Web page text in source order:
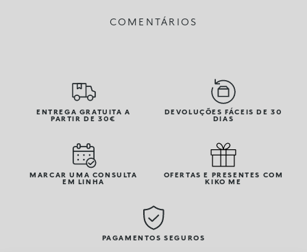
COMENTÁRIOS
ENTREGA GRATUITA A
PARTIR DE 30€
DEVOLUÇÕES FÁCEIS DE 30
DIAS
MARCAR UMA CONSULTA
EM LINHA
OFERTAS E PRESENTES COM
KIKO ME
PAGAMENTOS SEGUROS